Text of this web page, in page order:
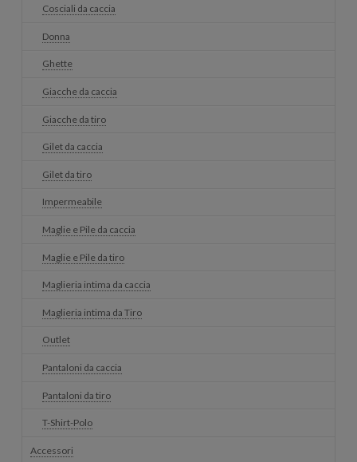
Cosciali da caccia
Donna
Ghette
Giacche da caccia
Giacche da tiro
Gilet da caccia
Gilet da tiro
Impermeabile
Maglie e Pile da caccia
Maglie e Pile da tiro
Maglieria intima da caccia
Maglieria intima da Tiro
Outlet
Pantaloni da caccia
Pantaloni da tiro
T-Shirt-Polo
Accessori